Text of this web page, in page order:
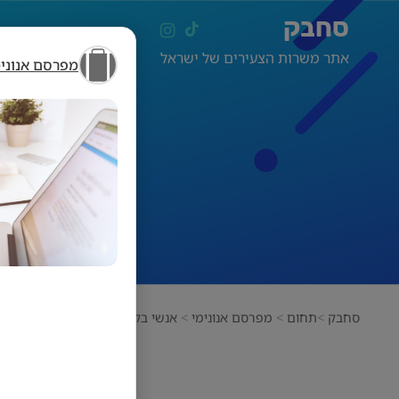
מפרסם
סחבק
אתר משרות הצעירים של ישראל
סחבק תחום מפרסם אנונימי אנשי בק אופיס